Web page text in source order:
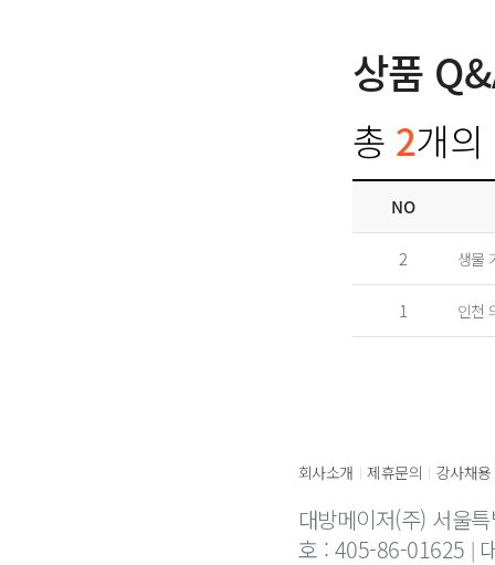
상품
총 2개
NO
2 생물
1 인천
회사소개 | 제휴문의 | 강사채용
대방메이저(주) 서울
호 : 405-86-01625